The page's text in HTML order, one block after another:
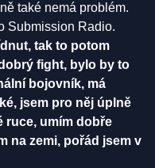
také nemá problém.
Submission Radio.
tak to potom
fight, bylo by to
bojovník, má
jsem pro něj úplně
ruce, umím dobře
na zemi, pořád jsem v